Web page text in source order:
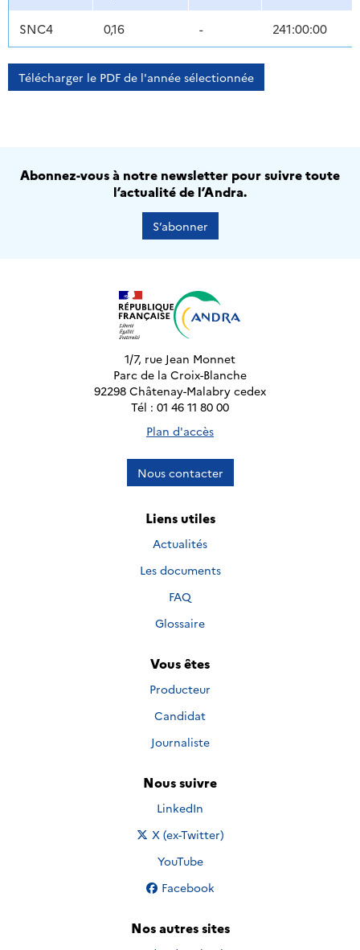
SNC4 0,16 - 241:00:00
Télécharger le PDF de l'année sélectionnée
Abonnez-vous à notre newsletter pour suivre toute
l’actualité de l’Andra.
S’abonner
1/7, rue Jean Monnet
Parc de la Croix-Blanche
92298 Châtenay-Malabry cedex
Tél : 01 46 11 80 00
Plan d'accès
Nous contacter
Liens utiles
Actualités
Les documents
FAQ
Glossaire
Vous êtes
Producteur
Candidat
Journaliste
Nous suivre
Nous suivre sur
LinkedIn
Nous suivre sur
X (ex-Twitter)
Nous suivre sur
YouTube
Nous suivre sur
Facebook
Nos autres sites